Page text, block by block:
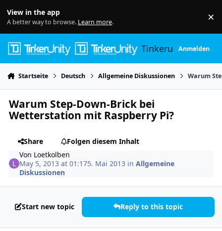
View in the app
A better way to browse. Learn more. ×
TinkerunityAnmelden
Startseite Deutsch Allgemeine Diskussionen Warum
Warum Step-Down-Brick bei
Wetterstation mit Raspberry Pi?
Share
Folgen diesem Inhalt
Von Loetkolben
May 5, 2013 at 01:175. Mai 2013 inAllgemeine
Diskussionen
Start new topic Reply to this topic